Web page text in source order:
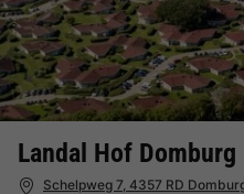
Landal Hof Domburg
Schelpweg 7, 4357 RD